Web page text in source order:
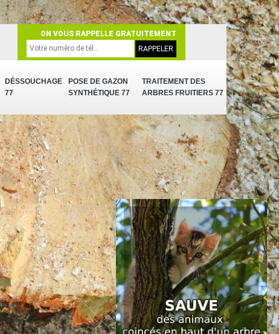
DÉSSOUCHAGE
77
POSE DE GAZON
SYNTHÉTIQUE 77
TRAITEMENT DES
ARBRES FRUITIERS 77
ON VOUS RAPPELLE GRATUITEMENT